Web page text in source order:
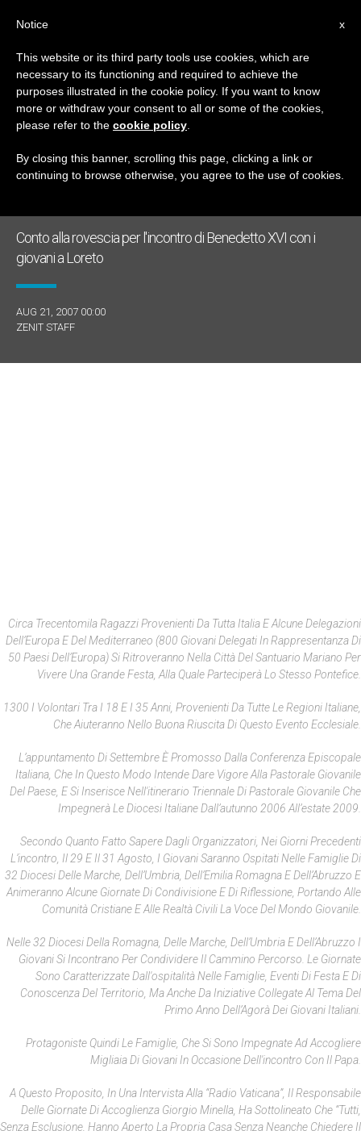
GIORNO
Agosto 21st, 2007
ULTIME NOTIZIE
Conto alla rovescia per l'incontro di Benedetto XVI con i
giovani a Loreto
AUG 21, 2007 00:00
ZENIT STAFF
Circa Trecentomila Ragazzi Provenienti Da Tutta Italia E Alcune Delegazioni
Dell’Europa E Del Mediterraneo (800 Giovani Delegati In Rappresentanza Di
50 Paesi Dell’Europa) Si Ritroveranno Nella Città Del Santuario Mariano Per
Vivere Una Grande Festa, Alla Quale Parteciperà Lo Stesso Pontefice.
1300 I Volontari Tra I 18 E I 35 Anni, Provenienti Da Tutte Le Regioni Italiane,
Che Aiuteranno Nello Buona Riuscita Di Questo Evento Ecclesiale.
L’appuntamento Di Settembre È Promosso Dalla Conferenza Episcopale
Italiana, Che In Questo Modo Intende Dare Vigore Alla Pastorale Giovanile
Del Paese, E Si Inserisce Nell'itinerario Triennale Di Pastorale Giovanile Che
Impegnerà Le Diocesi Italiane Dall’autunno 2006 All’estate 2009.
Secondo Quanto Fatto Sapere Dagli Organizzatori, Nei Giorni Precedenti
L’incontro, Il 29 E Il 31 Agosto, I Giovani Saranno Ospitati Nelle Famiglie Di
32 Diocesi Delle Marche, Dell’Umbria, Dell’Emilia Romagna E Dell’Abruzzo E
Animeranno Alcune Giornate Di Condivisione E Di Riflessione, Portando Alle
Comunità Cristiane E Alle Realtà Civili La Voce Del Mondo Giovanile.
Nelle 32 Diocesi Della Romagna, Delle Marche, Dell’Umbria E Dell’Abruzzo I
Giovani Si Incontrano Per Condividere Il Cammino Percorso. Le Giornate
Sono Caratterizzate Dall'ospitalità Nelle Famiglie, Eventi Di Festa E Di
Conoscenza Del Territorio, Ma Anche Da Iniziative Collegate Al Tema Del
Primo Anno Dell’Agorà Dei Giovani Italiani.
Protagoniste Quindi Le Famiglie, Che Si Sono Impegnate Ad Accogliere
Migliaia Di Giovani In Occasione Dell'incontro Con Il Papa.
A Questo Proposito, In Una Intervista Alla “Radio Vaticana”, Il Responsabile
Delle Giornate Di Accoglienza Giorgio Minella, Ha Sottolineato Che “tutti,
Senza Esclusione, Hanno Aperto La Propria Casa Senza Neanche Chiedere Il
x
Notice
This website or its third party tools use cookies, which are
necessary to its functioning and required to achieve the
purposes illustrated in the cookie policy. If you want to know
more or withdraw your consent to all or some of the cookies,
please refer to the cookie policy
By closing this banner, scrolling this page, clicking a link or
continuing to browse otherwise, you agree to the use of cookies.